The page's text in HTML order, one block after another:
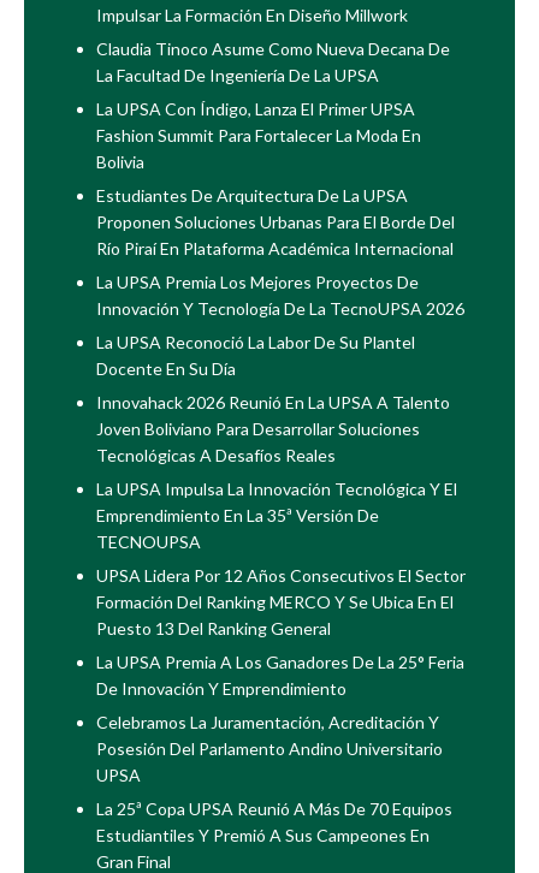
Impulsar La Formación En Diseño Millwork
Claudia Tinoco Asume Como Nueva Decana De
La Facultad De Ingeniería De La UPSA
La UPSA Con Índigo, Lanza El Primer UPSA
Fashion Summit Para Fortalecer La Moda En
Bolivia
Estudiantes De Arquitectura De La UPSA
Proponen Soluciones Urbanas Para El Borde Del
Río Piraí En Plataforma Académica Internacional
La UPSA Premia Los Mejores Proyectos De
Innovación Y Tecnología De La TecnoUPSA 2026
La UPSA Reconoció La Labor De Su Plantel
Docente En Su Día
Innovahack 2026 Reunió En La UPSA A Talento
Joven Boliviano Para Desarrollar Soluciones
Tecnológicas A Desafíos Reales
La UPSA Impulsa La Innovación Tecnológica Y El
Emprendimiento En La 35ª Versión De
TECNOUPSA
UPSA Lidera Por 12 Años Consecutivos El Sector
Formación Del Ranking MERCO Y Se Ubica En El
Puesto 13 Del Ranking General
La UPSA Premia A Los Ganadores De La 25° Feria
De Innovación Y Emprendimiento
Celebramos La Juramentación, Acreditación Y
Posesión Del Parlamento Andino Universitario
UPSA
La 25ª Copa UPSA Reunió A Más De 70 Equipos
Estudiantiles Y Premió A Sus Campeones En
Gran Final